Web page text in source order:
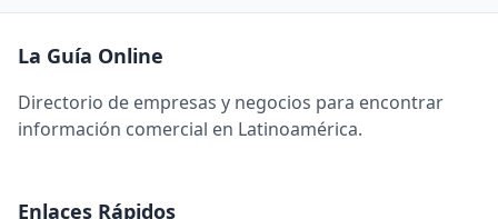
La Guía Online
Directorio de empresas y negocios para encontrar
información comercial en Latinoamérica.
Enlaces Rápidos